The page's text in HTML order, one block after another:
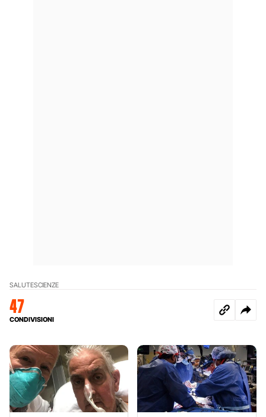
SALUTESCIENZE
47
CONDIVISIONI